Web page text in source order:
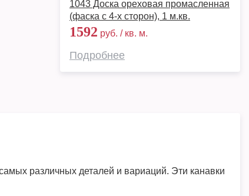
1043 Доска ореховая промасленная
(фаска с 4-х сторон), 1 м.кв.
1592 руб. / кв. м.
Подробнее
различных деталей и вариаций. Эти канавки